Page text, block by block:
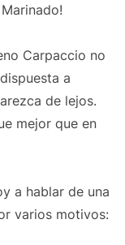
Carpaccio no
a
de lejos.
mejor que en
a hablar de una
varios motivos: